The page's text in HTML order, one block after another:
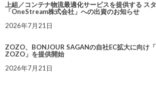
上組／コンテナ物流最適化サービスを提供する ス
「OneStream株式会社」への出資のお知らせ
2026年7月21日
ZOZO、BONJOUR SAGANの自社EC拡大に向け
ZOZO」を提供開始
2026年7月21日